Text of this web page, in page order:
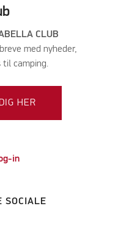
CLUB
med nyheder,
til camping.
HER
in
SOCIALE